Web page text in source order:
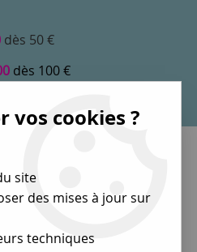
dès 50 €
dès 100 €
vos cookies ?
site
des mises à jour sur
techniques